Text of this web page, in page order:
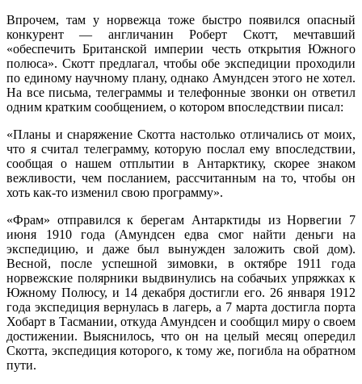
Впрочем, там у норвежца тоже быстро появился опасный
конкурент — англичанин Роберт Скотт, мечтавший
«обеспечить Британской империи честь открытия Южного
полюса». Скотт предлагал, чтобы обе экспедиции проходили
по единому научному плану, однако Амундсен этого не хотел.
На все письма, телеграммы и телефонные звонки он ответил
одним кратким сообщением, о котором впоследствии писал:
«Планы и снаряжение Скотта настолько отличались от моих,
что я считал телеграмму, которую послал ему впоследствии,
сообщая о нашем отплытии в Антарктику, скорее знаком
вежливости, чем посланием, рассчитанным на то, чтобы он
хоть как-то изменил свою программу».
«Фрам» отправился к берегам Антарктиды из Норвегии 7
июня 1910 года (Амундсен едва смог найти деньги на
экспедицию, и даже был вынужден заложить свой дом).
Весной, после успешной зимовки, в октябре 1911 года
норвежские полярники выдвинулись на собачьих упряжках к
Южному Полюсу, и 14 декабря достигли его. 26 января 1912
года экспедиция вернулась в лагерь, а 7 марта достигла порта
Хобарт в Тасмании, откуда Амундсен и сообщил миру о своем
достижении. Выяснилось, что он на целый месяц опередил
Скотта, экспедиция которого, к тому же, погибла на обратном
пути.